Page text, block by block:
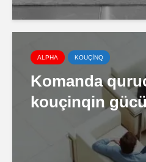
ALPHA KOUÇİNQ
Komanda
kouçinqin gücü